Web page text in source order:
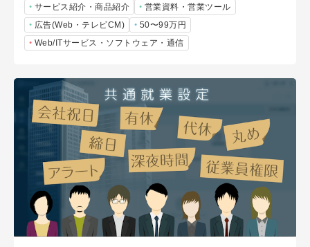
サービス紹介・商品紹介
営業資料・営業ツール
広告(Web・テレビCM)
50〜99万円
Web/ITサービス・ソフトウェア・通信